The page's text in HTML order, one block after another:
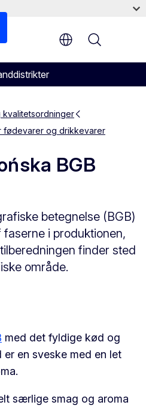
fødevarer og drikkevarer
BGB
betegnelse (BGB)
i produktionen,
finder sted
område.
med det fyldige kød og
en sveske med en let
særlige smag og aroma